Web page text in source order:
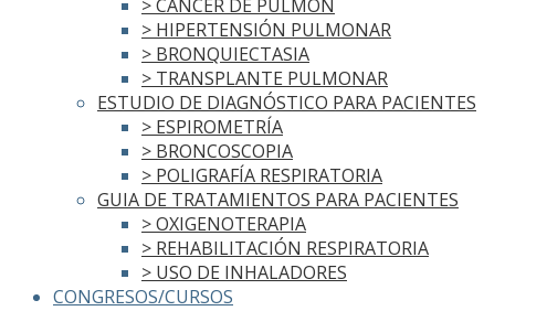
> CANCER DE PULMÓN
> HIPERTENSIÓN PULMONAR
> BRONQUIECTASIA
> TRANSPLANTE PULMONAR
ESTUDIO DE DIAGNÓSTICO PARA PACIENTES
> ESPIROMETRÍA
> BRONCOSCOPIA
> POLIGRAFÍA RESPIRATORIA
GUIA DE TRATAMIENTOS PARA PACIENTES
> OXIGENOTERAPIA
> REHABILITACIÓN RESPIRATORIA
> USO DE INHALADORES
CONGRESOS/CURSOS